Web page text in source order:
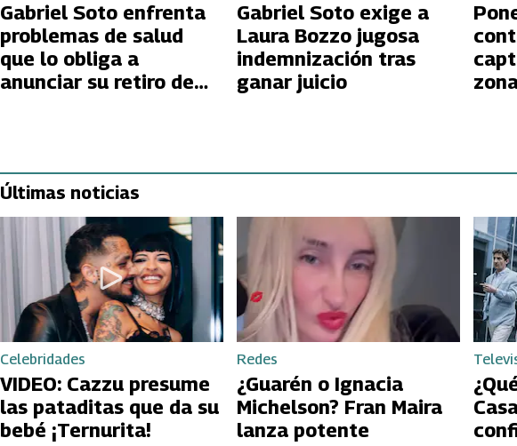
Gabriel Soto enfrenta
problemas de salud
que lo obliga a
anunciar su retiro de
Gabriel Soto exige a
Laura Bozzo jugosa
indemnización tras
ganar juicio
Últimas noticias
Celebridades
VIDEO: Cazzu presume
las pataditas que da su
bebé ¡Ternurita!
Redes
¿Guarén o Ignacia
Michelson? Fran Maira
lanza potente